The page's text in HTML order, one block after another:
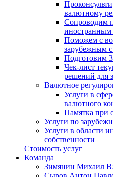
валютному
Сопроводим
Поможем с
зарубежным
Подготовим
Чек-лист
решений для
Валютное
Услуги в
валютного
Памятка при
Услуги по
Услуги в области
собственности
Стоимость услуг
Команда
Зимянин Михаил